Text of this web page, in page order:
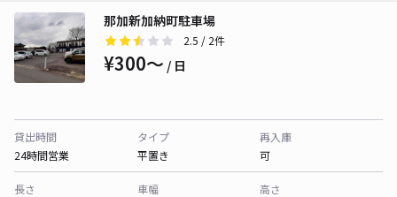
那加新加納町駐車場
2.5 / 2件
¥300〜 / 日
貸出時間
24時間営業
タイプ
平置き
再入庫
可
長さ
車幅
高さ